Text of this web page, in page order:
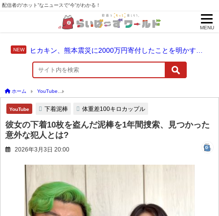
配信者の“ホット”なニュースで“今”がわかる！
MENU
ホーム YouTube
YouTube 下着泥棒 体重差100キロカップル
彼女の下着10枚を盗んだ泥棒を1年間捜索、見つかった
意外な犯人とは?
2026年3月3日 20:00